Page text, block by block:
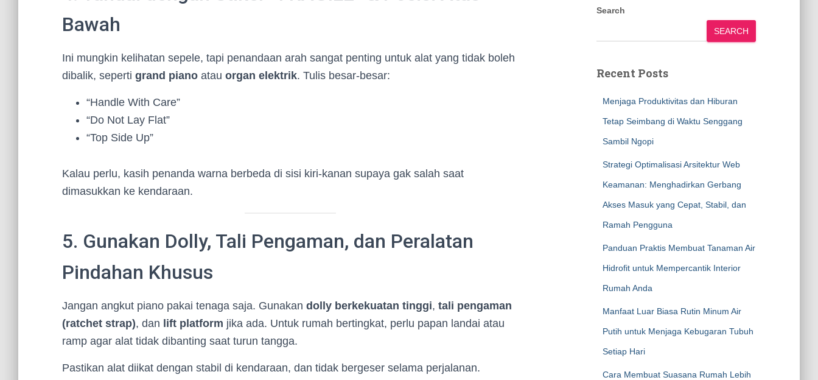
Bawah
Ini mungkin kelihatan sepele, tapi penandaan arah sangat penting untuk alat yang tidak boleh
dibalik, seperti grand piano atau organ elektrik. Tulis besar-besar:
“Handle With Care”
“Do Not Lay Flat”
“Top Side Up”
Kalau perlu, kasih penanda warna berbeda di sisi kiri-kanan supaya gak salah saat
dimasukkan ke kendaraan.
5. Gunakan Dolly, Tali Pengaman, dan Peralatan
Pindahan Khusus
Jangan angkut piano pakai tenaga saja. Gunakan dolly berkekuatan tinggi, tali pengaman
(ratchet strap), dan lift platform jika ada. Untuk rumah bertingkat, perlu papan landai atau
ramp agar alat tidak dibanting saat turun tangga.
Pastikan alat diikat dengan stabil di kendaraan, dan tidak bergeser selama perjalanan.
Search
SEARCH
Recent Posts
Menjaga Produktivitas dan Hiburan
Tetap Seimbang di Waktu Senggang
Sambil Ngopi
Strategi Optimalisasi Arsitektur Web
Keamanan: Menghadirkan Gerbang
Akses Masuk yang Cepat, Stabil, dan
Ramah Pengguna
Panduan Praktis Membuat Tanaman Air
Hidrofit untuk Mempercantik Interior
Rumah Anda
Manfaat Luar Biasa Rutin Minum Air
Putih untuk Menjaga Kebugaran Tubuh
Setiap Hari
Cara Membuat Suasana Rumah Lebih